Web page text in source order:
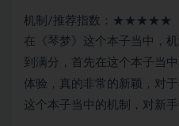
机制/推荐指数：★★★★★
在《琴梦》这个本子当中，
到满分，首先在这个本子当
体验，真的非常的新颖，对
这个本子当中的机制，对新手